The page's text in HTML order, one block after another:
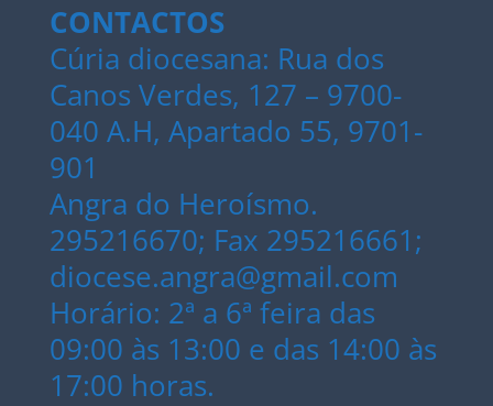
CONTACTOS
Cúria diocesana: Rua dos
Canos Verdes, 127 – 9700-
040 A.H, Apartado 55, 9701-
901
Angra do Heroísmo.
295216670; Fax 295216661;
diocese.angra@gmail.com
Horário: 2ª a 6ª feira das
09:00 às 13:00 e das 14:00 às
17:00 horas.